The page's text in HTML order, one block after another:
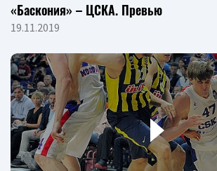
«Баскония» – ЦСКА. Превью
19.11.2019